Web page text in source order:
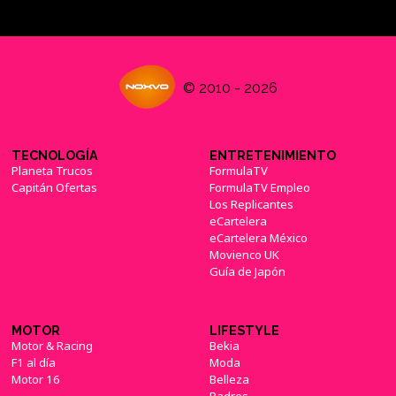
Kojima muestra un gameplay alternativo de la
demo del E3 de 'Metal Gear Solid V: The
Phantom Pain'
El productor de 'Metal Gear Solid V' niega que
haya downgrade en el juego (09/07/2015)
© 2010 - 2026
TECNOLOGÍA
Planeta Trucos
Capitán Ofertas
ENTRETENIMIENTO
FormulaTV
FormulaTV Empleo
Los Replicantes
eCartelera
eCartelera México
Movienco UK
Guía de Japón
MOTOR
Motor & Racing
F1 al día
Motor 16
LIFESTYLE
Bekia
Moda
Belleza